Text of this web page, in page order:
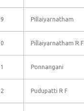
Pillaiyarnatham
Pillaiyarnatham R F
Ponnangani
Pudupatti R F